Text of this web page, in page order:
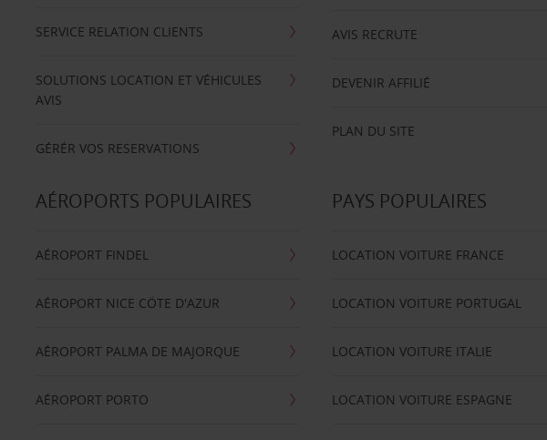
SERVICE RELATION CLIENTS
SOLUTIONS LOCATION ET VÉHICULES
AVIS
GÉRÉR VOS RESERVATIONS
AVIS RECRUTE
DEVENIR AFFILIÉ
PLAN DU SITE
AÉROPORTS POPULAIRES
AÉROPORT FINDEL
AÉROPORT NICE CÖTE D'AZUR
AÉROPORT PALMA DE MAJORQUE
AÉROPORT PORTO
PAYS POPULAIRES
LOCATION VOITURE FRANCE
LOCATION VOITURE PORTUGAL
LOCATION VOITURE ITALIE
LOCATION VOITURE ESPAGNE